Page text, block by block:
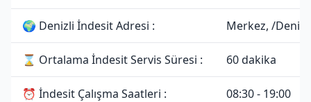
🌍 Denizli İndesit Adresi : Merkez, /Denizli
⌛ Ortalama İndesit Servis Süresi : 60 dakika
⏰ İndesit Çalışma Saatleri : 08:30 - 19:00